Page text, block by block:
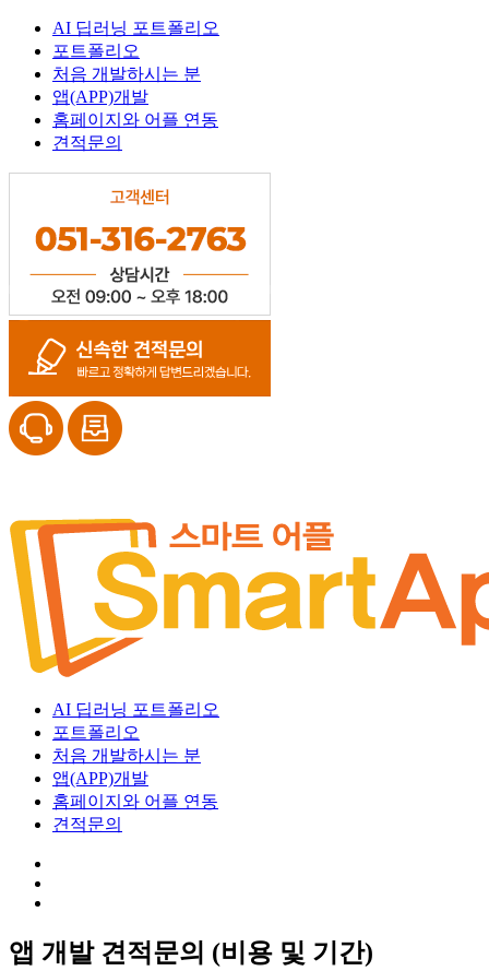
AI 딥러닝 포트폴리오
포트폴리오
처음 개발하시는 분
앱(APP)개발
홈페이지와 어플 연동
견적문의
AI 딥러닝 포트폴리오
포트폴리오
처음 개발하시는 분
앱(APP)개발
홈페이지와 어플 연동
견적문의
앱 개발 견적문의 (비용 및 기간)